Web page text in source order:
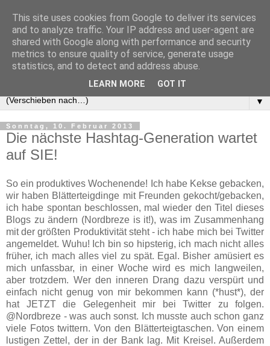
▼
Sonntag, 10. Februar 2013
Die nächste Hashtag-Generation wartet
auf SIE!
So ein produktives Wochenende! Ich habe Kekse gebacken,
wir haben Blätterteigdinge mit Freunden gekocht/gebacken,
ich habe spontan beschlossen, mal wieder den Titel dieses
Blogs zu ändern (Nordbreze is it!), was im Zusammenhang
mit der größten Produktivität steht - ich habe mich bei Twitter
angemeldet. Wuhu! Ich bin so hipsterig, ich mach nicht alles
früher, ich mach alles viel zu spät. Egal. Bisher amüsiert es
mich unfassbar, in einer Woche wird es mich langweilen,
aber trotzdem. Wer den inneren Drang dazu verspürt und
einfach nicht genug von mir bekommen kann (*hust*), der
hat JETZT die Gelegenheit mir bei Twitter zu folgen.
@Nordbreze - was auch sonst. Ich musste auch schon ganz
viele Fotos twittern. Von den Blätterteigtaschen. Von einem
lustigen Zettel, der in der Bank lag. Mit Kreisel. Außerdem
This site uses cookies from Google to deliver its services
and to analyze traffic. Your IP address and user-agent are
shared with Google along with performance and security
metrics to ensure quality of service, generate usage
statistics, and to detect and address abuse.
LEARN MORE GOT IT